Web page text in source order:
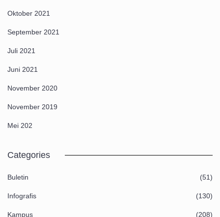
Oktober 2021
September 2021
Juli 2021
Juni 2021
November 2020
November 2019
Mei 202
Categories
Buletin (51)
Infografis (130)
Kampus (208)